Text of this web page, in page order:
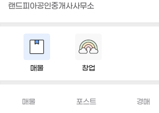
랜드피아공인중개사사무소
매물 창업
매물 포스트 경매